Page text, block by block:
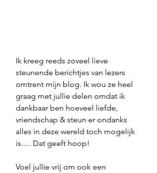
Ik kreeg reeds zoveel lieve
steunende berichtjes van lezers
omtrent mijn blog. Ik wou ze heel
graag met jullie delen omdat ik
dankbaar ben hoeveel liefde,
vriendschap & steun er ondanks
alles in deze wereld toch mogelijk
is…. Dat geeft hoop!
Voel jullie vrij om ook een